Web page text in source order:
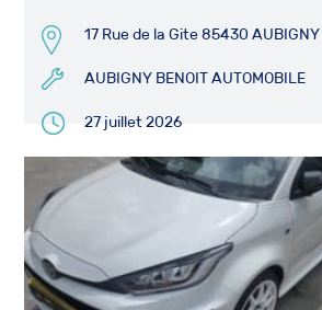
17 Rue de la Gite 85430 AUBIGNY
AUBIGNY BENOIT AUTOMOBILE
27 juillet 2026